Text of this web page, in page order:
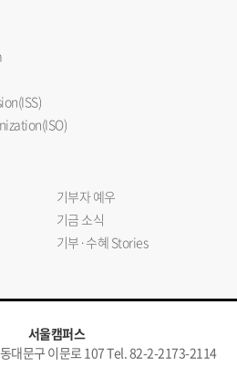
기부자 예우
기금 소식
기부·수혜 Stories
서울캠퍼스
대문구 이문로 107 Tel. 82-2-2173-2114